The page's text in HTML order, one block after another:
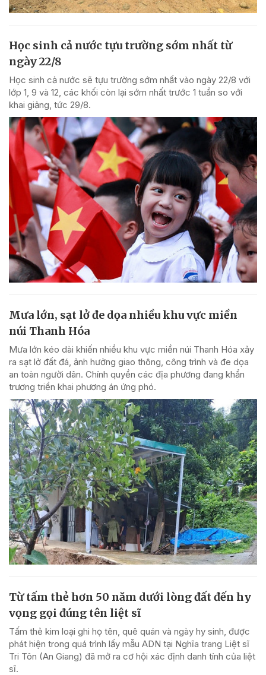
Học sinh cả nước tựu trường sớm nhất từ
ngày 22/8
Học sinh cả nước sẽ tựu trường sớm nhất vào ngày 22/8 với
lớp 1, 9 và 12, các khối còn lại sớm nhất trước 1 tuần so với
khai giảng, tức 29/8.
Mưa lớn, sạt lở đe dọa nhiều khu vực miền
núi Thanh Hóa
Mưa lớn kéo dài khiến nhiều khu vực miền núi Thanh Hóa xảy
ra sạt lở đất đá, ảnh hưởng giao thông, công trình và đe dọa
an toàn người dân. Chính quyền các địa phương đang khẩn
trương triển khai phương án ứng phó.
Từ tấm thẻ hơn 50 năm dưới lòng đất đến hy
vọng gọi đúng tên liệt sĩ
Tấm thẻ kim loại ghi họ tên, quê quán và ngày hy sinh, được
phát hiện trong quá trình lấy mẫu ADN tại Nghĩa trang Liệt sĩ
Tri Tôn (An Giang) đã mở ra cơ hội xác định danh tính của liệt
sĩ.